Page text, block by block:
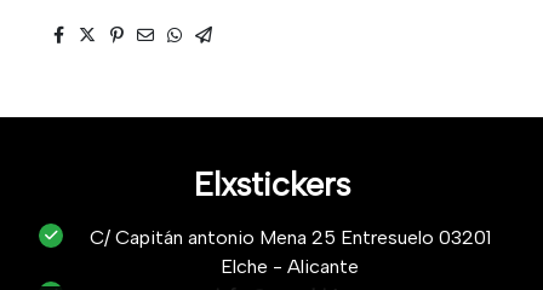
Elxstickers
C/ Capitán antonio Mena 25 Entresuelo 03201
Elche - Alicante